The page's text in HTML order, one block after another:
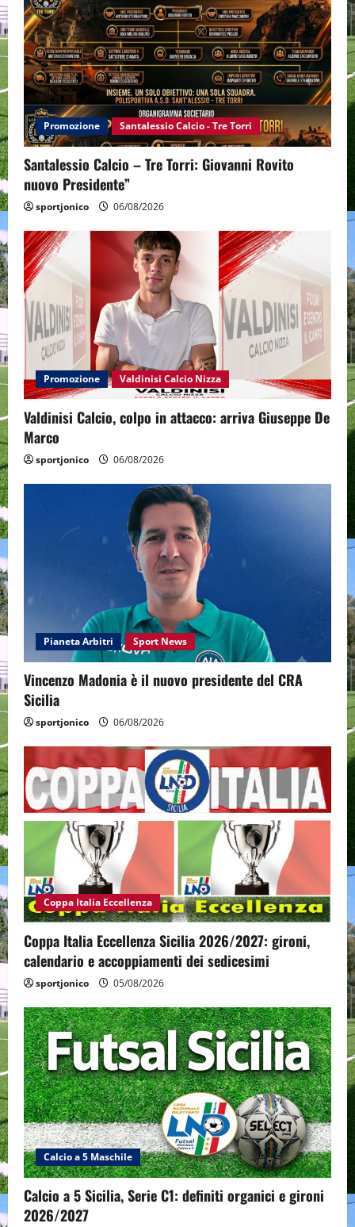
Promozione Santalessio Calcio - Tre Torri
Santalessio Calcio – Tre Torri: Giovanni Rovito
nuovo Presidente”
sportjonico 06/08/2026
Promozione Valdinisi Calcio Nizza
Valdinisi Calcio, colpo in attacco: arriva Giuseppe De
Marco
sportjonico 06/08/2026
Pianeta Arbitri Sport News
Vincenzo Madonia è il nuovo presidente del CRA
Sicilia
sportjonico 06/08/2026
Coppa Italia Eccellenza
Coppa Italia Eccellenza Sicilia 2026/2027: gironi,
calendario e accoppiamenti dei sedicesimi
sportjonico 05/08/2026
Calcio a 5 Maschile
Calcio a 5 Sicilia, Serie C1: definiti organici e gironi
2026/2027